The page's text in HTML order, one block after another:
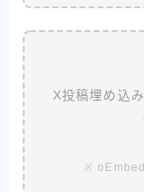
X投稿埋め込
※ oEmbed